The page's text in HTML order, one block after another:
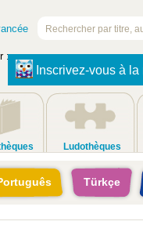
:
Inscrivez-vous à
Ludothèques
Türkçe